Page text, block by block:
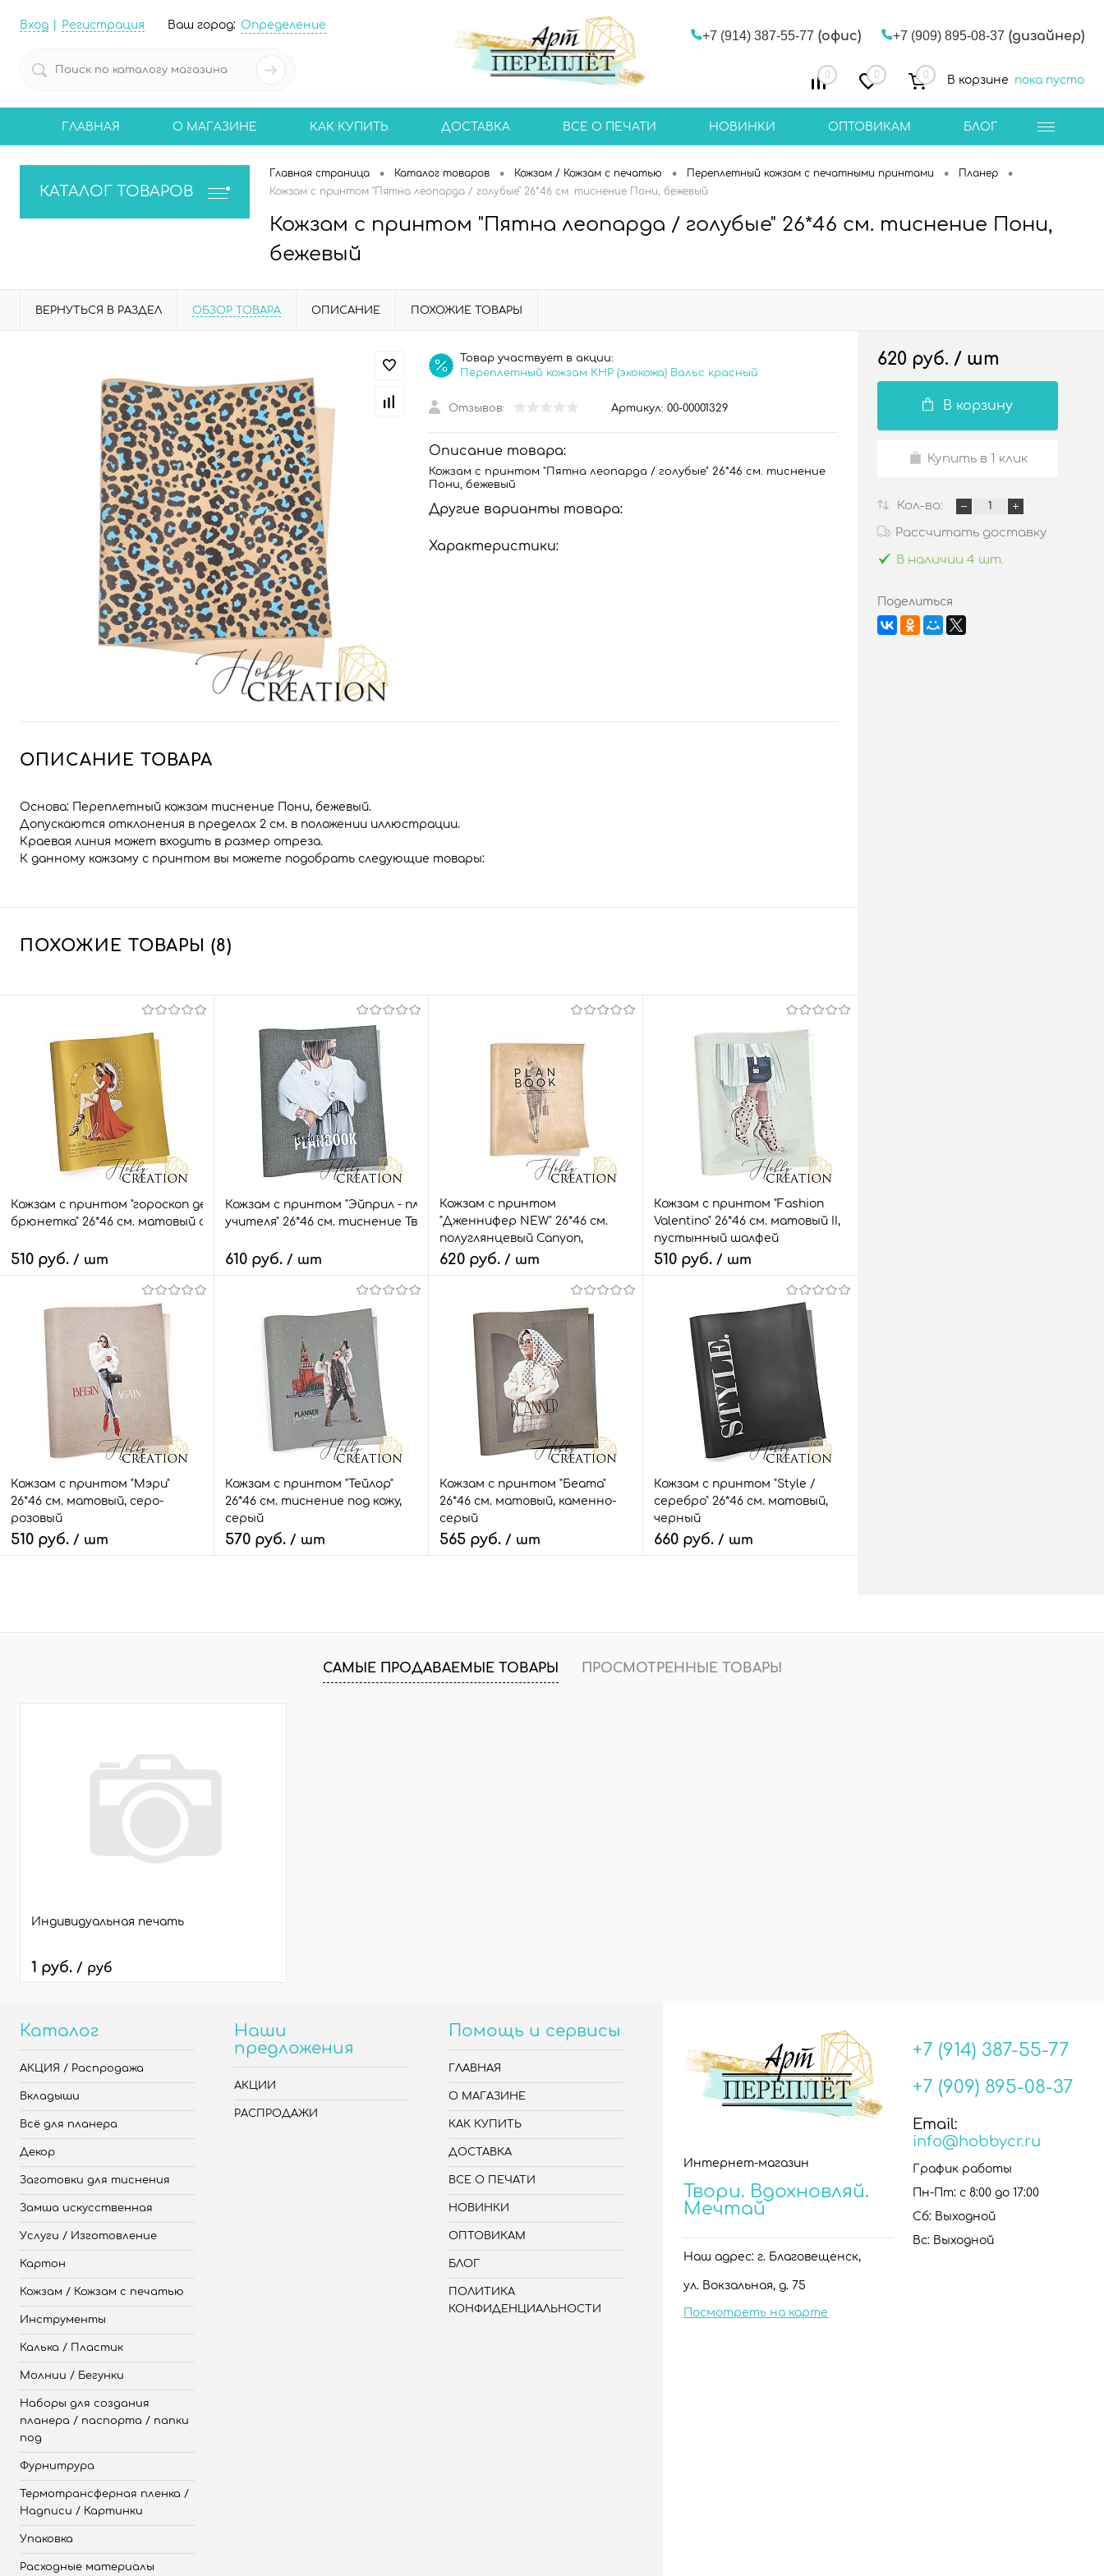
Вход Регистрация Ваш город: Определение
+7 (914) 387-55-77 (офис) +7 (909) 895-08-37 (дизайнер)
0 0 0 В корзине пока пусто
ГЛАВНАЯ О МАГАЗИНЕ КАК КУПИТЬ ДОСТАВКА ВСЕ О ПЕЧАТИ НОВИНКИ ОПТОВИКАМ БЛОГ
КАТАЛОГ ТОВАРОВ
Главная страница • Каталог товаров • Кожзам / Кожзам с печатью • Переплетный кожзам с печатными принтами • Планер •
Кожзам с принтом "Пятна леопарда / голубые" 26*46 см. тиснение Пони, бежевый
Кожзам с принтом "Пятна леопарда / голубые" 26*46 см. тиснение Пони,
бежевый
ВЕРНУТЬСЯ В РАЗДЕЛ ОБЗОР ТОВАРА ОПИСАНИЕ ПОХОЖИЕ ТОВАРЫ
Товар участвует в акции:
Переплетный кожзам КНР (экокожа) Вальс красный
Отзывов: Артикул: 00-00001329
Описание товара:
Кожзам с принтом "Пятна леопарда / голубые" 26*46 см. тиснение
Пони, бежевый
Другие варианты товара:
Характеристики:
ОПИСАНИЕ ТОВАРА
Основа: Переплетный кожзам тиснение Пони, бежевый.
Допускаются отклонения в пределах 2 см. в положении иллюстрации.
Краевая линия может входить в размер отреза.
К данному кожзаму с принтом вы можете подобрать следующие товары:
ПОХОЖИЕ ТОВАРЫ (8)
Кожзам с принтом "гороскоп дева / Тесса
брюнетка" 26*46 см. матовый однотонный, матовое золото
510 руб. / шт
В корзину
Быстрый заказ
В избранное
Кожзам с принтом "Эйприл - планер
учителя" 26*46 см. тиснение Твид, серый
610 руб. / шт
В корзину
Быстрый заказ
Сравнить
В избранное
2 шт.
Кожзам с принтом
"Дженнифер NEW" 26*46 см.
полуглянцевый Canyon,
бежево-персиковый
620 руб. / шт
В корзину
Быстрый заказ
Сравнить
В избранное
Кожзам с принтом "Fashion
Valentino" 26*46 см. матовый II,
пустынный шалфей
510 руб. / шт
В корзину
Быстрый заказ
Сравнить
В избранное
Кожзам с принтом "Мэри"
26*46 см. матовый, серо-
розовый
510 руб. / шт
Быстрый заказ
Сравнить
Кожзам с принтом "Тейлор"
26*46 см. тиснение под кожу,
серый
570 руб. / шт
Быстрый заказ
Сравнить
Кожзам с принтом "Беата"
26*46 см. матовый, каменно-
серый
565 руб. / шт
Быстрый заказ
Сравнить
Кожзам с принтом "Style /
серебро" 26*46 см. матовый,
черный
660 руб. / шт
Быстрый заказ
Сравнить
620 руб. / шт
В корзину
Купить в 1 клик
Кол-во:
Рассчитать доставку
В наличии 4 шт.
Поделиться
САМЫЕ ПРОДАВАЕМЫЕ ТОВАРЫ ПРОСМОТРЕННЫЕ ТОВАРЫ
Индивидуальная печать
1 руб. / руб
Каталог
АКЦИЯ / Распродажа
Вкладыши
Всё для планера
Декор
Заготовки для тиснения
Замша искусственная
Услуги / Изготовление
Картон
Кожзам / Кожзам с печатью
Инструменты
Калька / Пластик
Молнии / Бегунки
Наборы для создания
планера / паспорта / папки
под
Фурнитрура
Термотрансферная пленка /
Надписи / Картинки
Упаковка
Расходные материалы
Наши
предложения
АКЦИИ
РАСПРОДАЖИ
Помощь и сервисы
ГЛАВНАЯ
О МАГАЗИНЕ
КАК КУПИТЬ
ДОСТАВКА
ВСЕ О ПЕЧАТИ
НОВИНКИ
ОПТОВИКАМ
БЛОГ
ПОЛИТИКА
КОНФИДЕНЦИАЛЬНОСТИ
Интернет-магазин
Твори. Вдохновляй.
Мечтай
Наш адрес: г. Благовещенск,
ул. Вокзальная, д. 75
Посмотреть на карте
+7 (914) 387-55-77
+7 (909) 895-08-37
Email:
info@hobbycr.ru
График работы
Пн-Пт: с 8:00 до 17:00
Сб: Выходной
Вс: Выходной